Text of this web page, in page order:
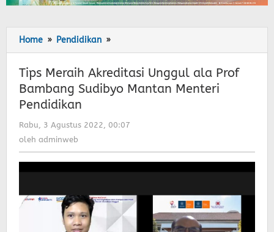
Home » Pendidikan »
Meraih
Akreditasi
Unggul
ala
Sudibyo
Menteri
Tips Meraih Akreditasi Unggul ala Prof
Bambang Sudibyo Mantan Menteri
Pendidikan
Rabu, 3 Agustus 2022, 00:07
oleh adminweb